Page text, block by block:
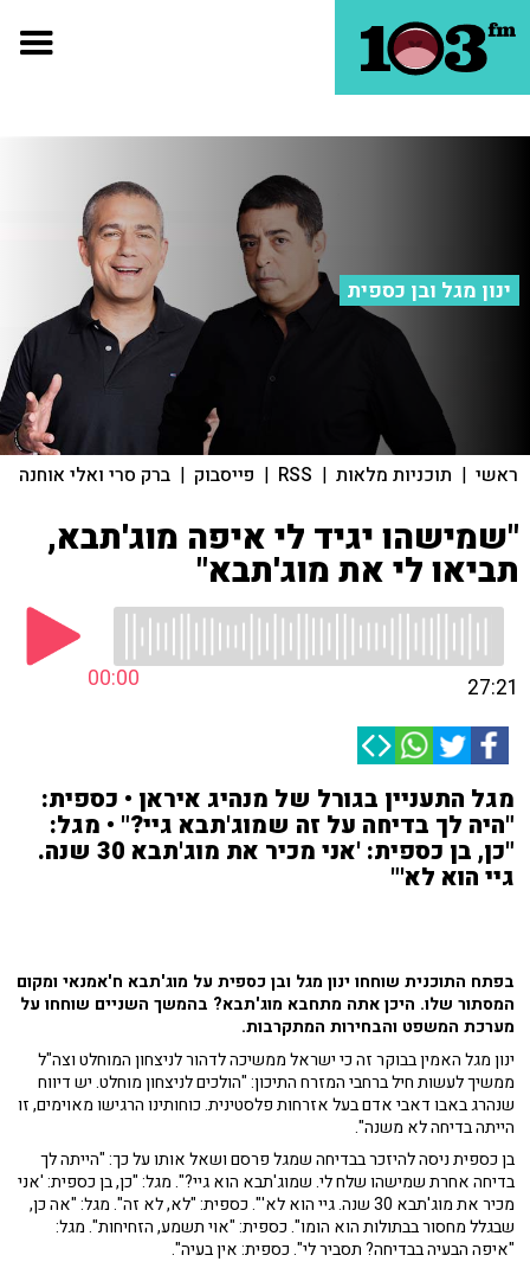
ינון מגל ובן כספית
ראשי | תוכניות מלאות |
RSS
| פייסבוק | ברק סרי ואלי אוחנה
"שמישהו יגיד לי איפה מוג'תבא,
תביאו לי את מוג'תבא"
00:00 27:21
מגל התעניין בגורל של מנהיג איראן • כספית:
"היה לך בדיחה על זה שמוג'תבא גיי?" • מגל:
"כן, בן כספית: 'אני מכיר את מוג'תבא 30 שנה.
גיי הוא לא'"
בפתח התוכנית שוחחו ינון מגל ובן כספית על מוג'תבא ח'אמנאי ומקום
המסתור שלו. היכן אתה מתחבא מוג'תבא? בהמשך השניים שוחחו על
מערכת המשפט והבחירות המתקרבות.
ינון מגל האמין בבוקר זה כי ישראל ממשיכה לדהור לניצחון המוחלט וצה"ל
ממשיך לעשות חיל ברחבי המזרח התיכון: "הולכים לניצחון מוחלט. יש דיווח
שנהרג באבו דאבי אדם בעל אזרחות פלסטינית. כוחותינו הרגישו מאוימים, זו
הייתה בדיחה לא משנה".
בן כספית ניסה להיזכר בבדיחה שמגל פרסם ושאל אותו על כך: "הייתה לך
בדיחה אחרת שמישהו שלח לי. שמוג'תבא הוא גיי?". מגל: "כן, בן כספית: 'אני
מכיר את מוג'תבא 30 שנה. גיי הוא לא'". כספית: "לא, לא זה". מגל: "אה כן,
שבגלל מחסור בבתולות הוא הומו". כספית: "אוי תשמע, הזחיחות". מגל:
"איפה הבעיה בבדיחה? תסביר לי". כספית: אין בעיה".